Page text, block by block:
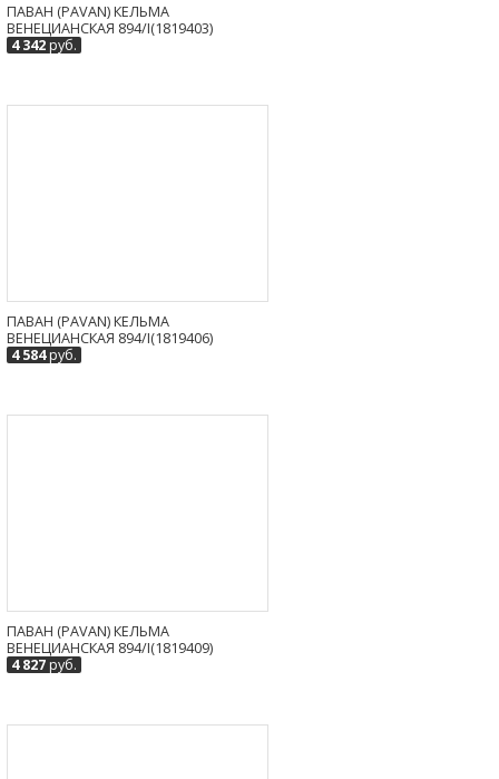
ПАВАН (PAVAN) КЕЛЬМА
ВЕНЕЦИАНСКАЯ 894/I(1819403)
4 342руб.
ПАВАН (PAVAN) КЕЛЬМА
ВЕНЕЦИАНСКАЯ 894/I(1819406)
4 584руб.
ПАВАН (PAVAN) КЕЛЬМА
ВЕНЕЦИАНСКАЯ 894/I(1819409)
4 827руб.